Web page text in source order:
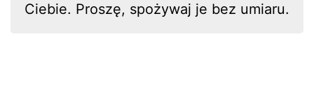
Ciebie. Proszę, spożywaj je bez umiaru.